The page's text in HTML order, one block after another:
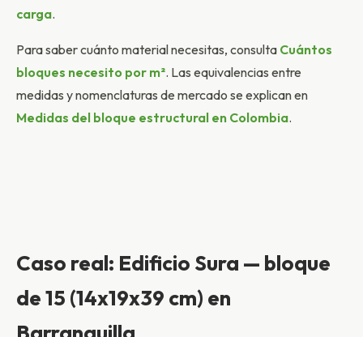
carga.
Para saber cuánto material necesitas, consulta Cuántos
bloques necesito por m². Las equivalencias entre
medidas y nomenclaturas de mercado se explican en
Medidas del bloque estructural en Colombia.
Caso real: Edificio Sura — bloque
de 15 (14x19x39 cm) en